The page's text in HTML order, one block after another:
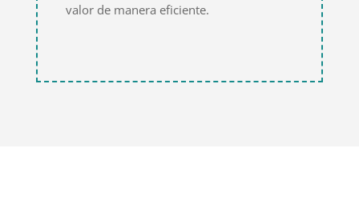
valor de manera eficiente.